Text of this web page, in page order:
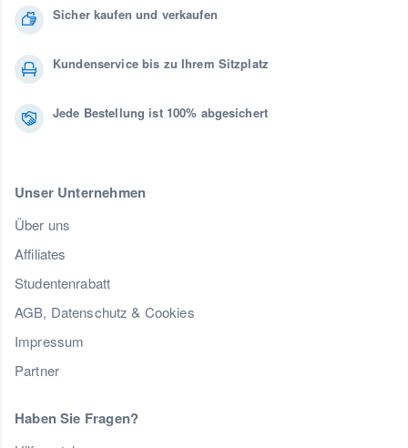
Sicher kaufen und verkaufen
Kundenservice bis zu Ihrem Sitzplatz
Jede Bestellung ist 100% abgesichert
Unser Unternehmen
Über uns
Affiliates
Studentenrabatt
AGB, Datenschutz & Cookies
Impressum
Partner
Haben Sie Fragen?